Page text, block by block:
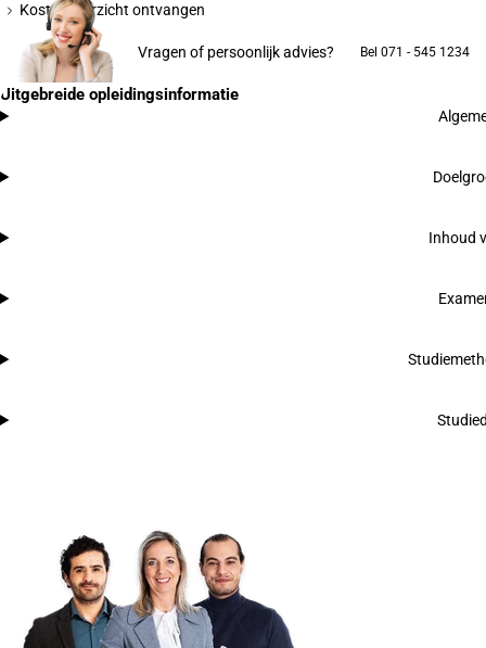
Kostenoverzicht ontvangen
Vragen of persoonlijk advies? Bel 071 - 545 1234
Uitgebreide opleidingsinformatie
Inhoud